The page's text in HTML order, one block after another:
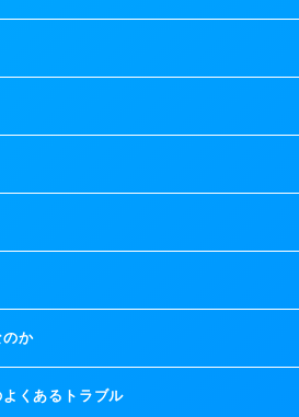
のか
くあるトラブル